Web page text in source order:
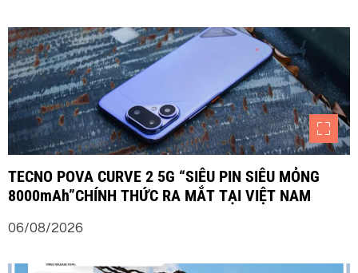
TECNO POVA CURVE 2 5G “SIÊU PIN SIÊU MỎNG
8000mAh”CHÍNH THỨC RA MẮT TẠI VIỆT NAM
06/08/2026